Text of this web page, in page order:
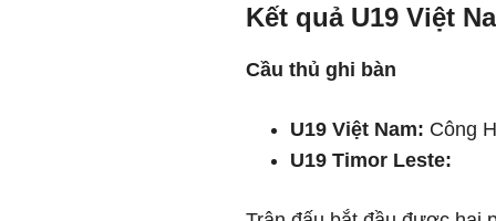
Kết quả U19 Việt
Cầu thủ ghi bàn
U19 Việt Nam: Công
U19 Timor Leste: